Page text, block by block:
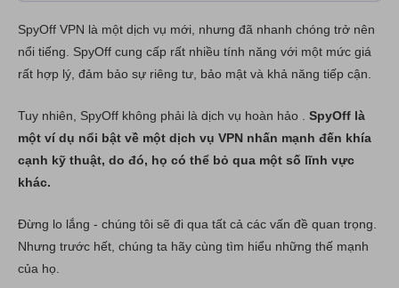
Tính năng chính 7.0
Cài đặt & Ứng dụng 8.0
Giá thành 9.5
Độ tin cậy và Hỗ trợ 7.8
SpyOff VPN là một dịch vụ mới, nhưng đã nhanh chóng trở nên
nổi tiếng. SpyOff cung cấp rất nhiều tính năng với một mức giá
rất hợp lý, đảm bảo sự riêng tư, bảo mật và khả năng tiếp cận.
Tuy nhiên, SpyOff không phải là dịch vụ hoàn hảo . SpyOff là
một ví dụ nổi bật về một dịch vụ VPN nhấn mạnh đến khía
cạnh kỹ thuật, do đó, họ có thể bỏ qua một số lĩnh vực
khác.
Đừng lo lắng - chúng tôi sẽ đi qua tất cả các vấn đề quan trọng.
Nhưng trước hết, chúng ta hãy cùng tìm hiểu những thế mạnh
của họ.